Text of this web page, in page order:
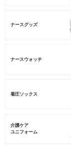
ナースグッズ
ナースウォッチ
着圧ソックス
介護ケア
ユニフォーム